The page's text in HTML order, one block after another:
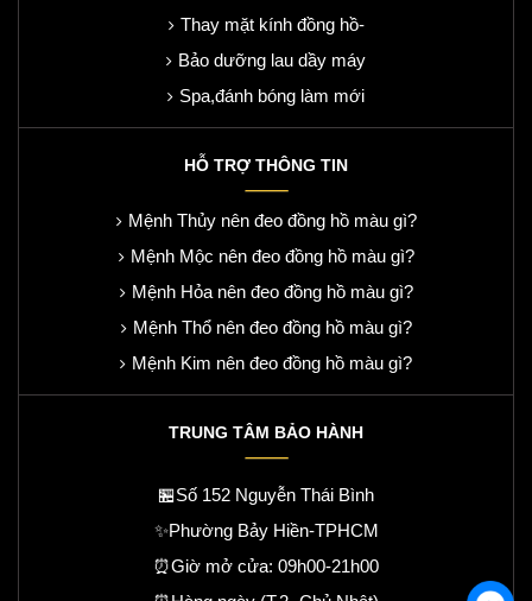
Thay mặt kính đồng hồ-
Bảo dưỡng lau dầy máy
Spa,đánh bóng làm mới
HỖ TRỢ THÔNG TIN
Mệnh Thủy nên đeo đồng hồ màu gì?
Mệnh Mộc nên đeo đồng hồ màu gì?
Mệnh Hỏa nên đeo đồng hồ màu gì?
Mệnh Thổ nên đeo đồng hồ màu gì?
Mệnh Kim nên đeo đồng hồ màu gì?
TRUNG TÂM BẢO HÀNH
🏪Số 152 Nguyễn Thái Bình
✨Phường Bảy Hiền-TPHCM
⏰Giờ mở cửa: 09h00-21h00